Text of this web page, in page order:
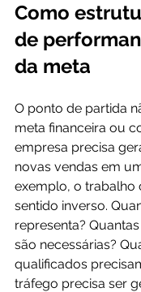
Como
de
da meta
O ponto de partida
meta financeira ou
empresa precisa
novas vendas em
exemplo, o trabalho
sentido inverso.
representa?
são necessárias?
qualificados
tráfego precisa ser